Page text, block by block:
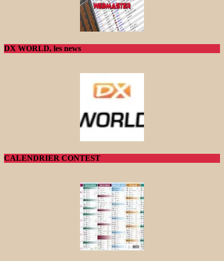
DX WORLD, les news
CALENDRIER CONTEST